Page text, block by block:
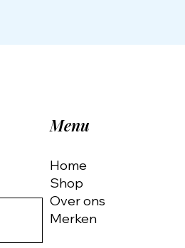
Menu
Home
Shop
Over ons
Merken